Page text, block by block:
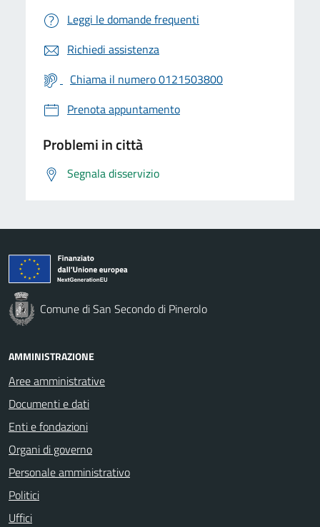
Leggi le domande frequenti
Richiedi assistenza
Chiama il numero 0121503800
Prenota appuntamento
Problemi in città
Segnala disservizio
Comune di San Secondo di Pinerolo
AMMINISTRAZIONE
Aree amministrative
Documenti e dati
Enti e fondazioni
Organi di governo
Personale amministrativo
Politici
Uffici